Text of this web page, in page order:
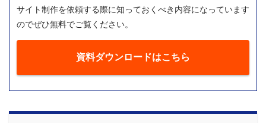
サイト制作を依頼する際に知っておくべき内容になっています
のでぜひ無料でご覧ください。
資料ダウンロードはこちら